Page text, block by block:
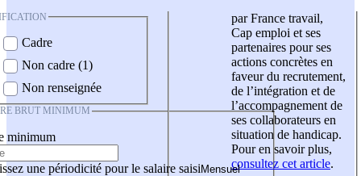
Cadre
Non cadre (1)
Non renseignée
BRUT MINIMUM
minimum
une périodicité pour le salaire saisi
par France travail,
Cap emploi et ses
partenaires pour ses
actions concrètes en
faveur du recrutement,
de l’intégration et de
l’accompagnement de
ses collaborateurs en
situation de handicap.
Pour en savoir plus,
consultez cet article.